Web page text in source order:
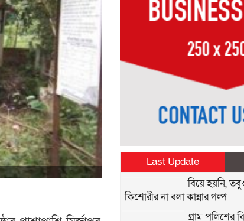
Last Update
বিয়ে হয়নি,
কিশোরীর না বলা কান্নার গল্প
গ্রাম পুলিশের